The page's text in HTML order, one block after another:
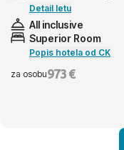
Detail letu
All inclusive
Superior Room
Popis hotela od CK
za osobu973 €